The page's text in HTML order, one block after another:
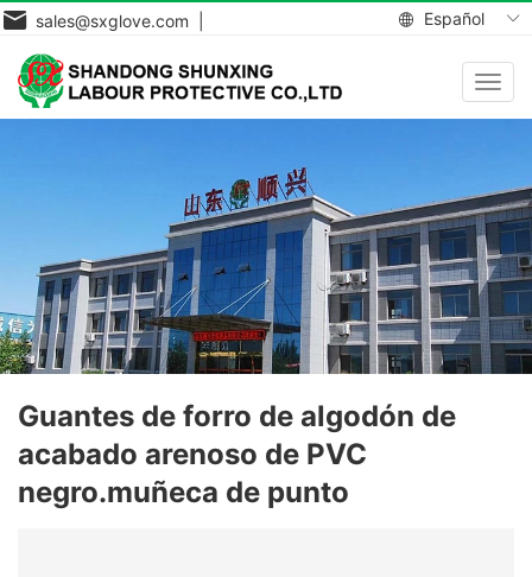
Español
sales@sxglove.com |
Guantes de forro de algodón de
acabado arenoso de PVC
negro.muñeca de punto